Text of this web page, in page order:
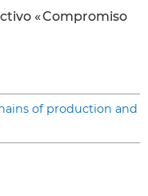
« Compromiso
of production and